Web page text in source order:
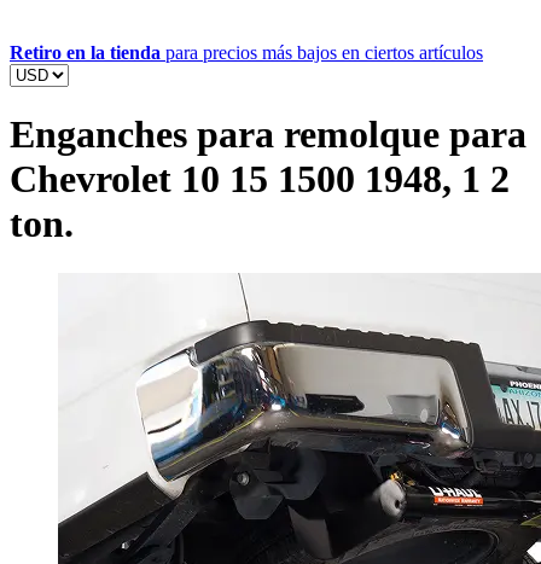
Retiro en la tienda para precios más bajos en ciertos artículos
Enganches para remolque para
Chevrolet 10 15 1500 1948, 1 2
ton.